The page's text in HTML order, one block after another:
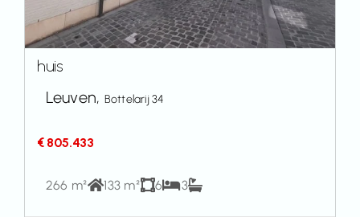
huis
Leuven, Bottelarij 34
€ 805.433
266 m² 133 m² 6 3